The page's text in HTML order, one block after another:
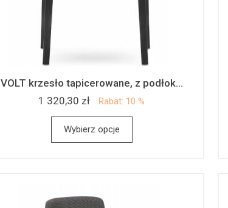
VOLT krzesło tapicerowane, z podłok...
1 320,30 zł
Rabat: 10 %
Wybierz opcje